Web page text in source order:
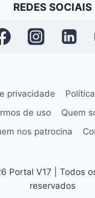
REDES SOCIAIS
privacidade
de uso
Quem
nos patrocina
Portal V17 | Todos
reservados